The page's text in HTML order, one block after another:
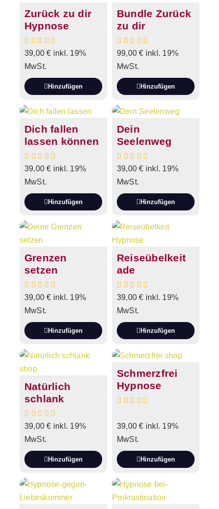
Zurück zu dir
Hypnose
39,00€ inkl. 19%
MwSt.
Hinzufügen
Bundle Zurück
zu dir
99,00€ inkl. 19%
MwSt.
Hinzufügen
Dich fallen
lassen können
39,00€ inkl. 19%
MwSt.
Hinzufügen
Dein
Seelenweg
39,00€ inkl. 19%
MwSt.
Hinzufügen
Grenzen
setzen
39,00€ inkl. 19%
MwSt.
Hinzufügen
Reiseübelkeit
ade
39,00€ inkl. 19%
MwSt.
Hinzufügen
Natürlich
schlank
39,00€ inkl. 19%
MwSt.
Hinzufügen
Schmerzfrei
Hypnose
39,00€ inkl. 19%
MwSt.
Hinzufügen